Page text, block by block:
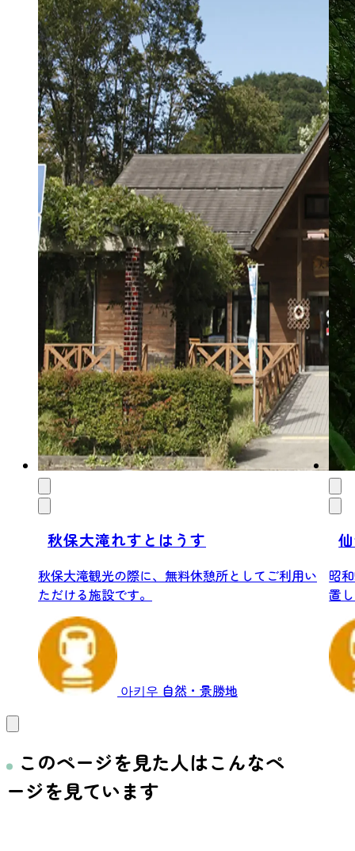
秋保大滝れすとはうす
秋保大滝観光の際に、無料休憩所としてご利用い
ただける施設です。
아키우 自然・景勝地
昭
置
このページを見た人はこんなペ
ージを見ています